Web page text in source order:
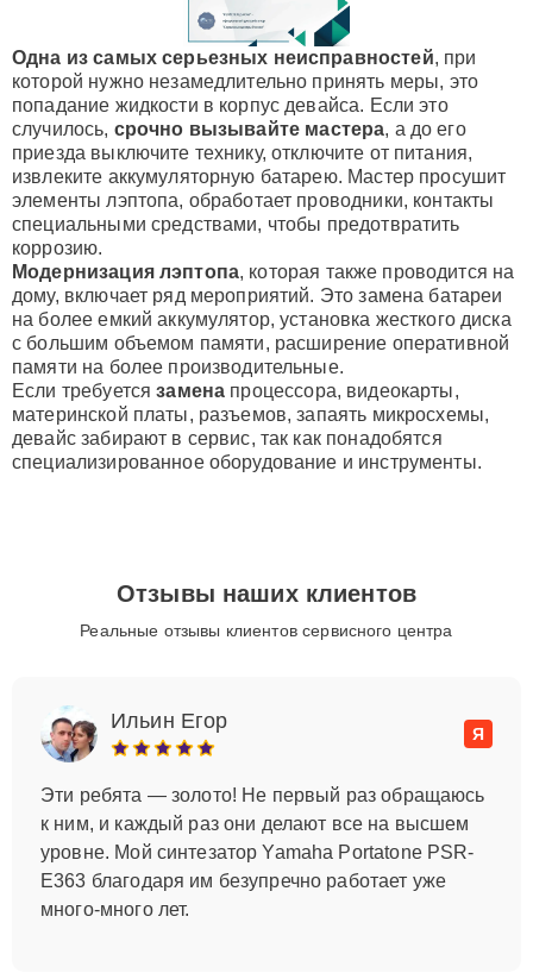
Одна из самых серьезных неисправностей, при
которой нужно незамедлительно принять меры, это
попадание жидкости в корпус девайса. Если это
случилось, срочно вызывайте мастера, а до его
приезда выключите технику, отключите от питания,
извлеките аккумуляторную батарею. Мастер просушит
элементы лэптопа, обработает проводники, контакты
специальными средствами, чтобы предотвратить
коррозию.
Модернизация лэптопа, которая также проводится на
дому, включает ряд мероприятий. Это замена батареи
на более емкий аккумулятор, установка жесткого диска
с большим объемом памяти, расширение оперативной
памяти на более производительные.
Если требуетсязамена процессора, видеокарты,
материнской платы, разъемов, запаять микросхемы,
девайс забирают в сервис, так как понадобятся
специализированное оборудование и инструменты.
Отзывы наших клиентов
Реальные отзывы клиентов сервисного центра
Ильин Егор
Я
Эти ребята — золото! Не первый раз обращаюсь
к ним, и каждый раз они делают все на высшем
уровне. Мой синтезатор Yamaha Portatone PSR-
E363 благодаря им безупречно работает уже
много-много лет.